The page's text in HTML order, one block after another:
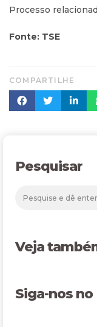
Processo
Fonte: TSE
COMPARTILHE
Pesquisar
Veja
Siga-nos